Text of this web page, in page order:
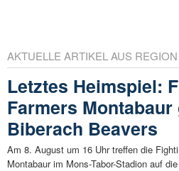
AKTUELLE ARTIKEL AUS REGION
Letztes Heimspiel:
Farmers Montabaur
Biberach Beavers
Am 8. August um 16 Uhr treffen die
Montabaur im Mons-Tabor-Stadion auf